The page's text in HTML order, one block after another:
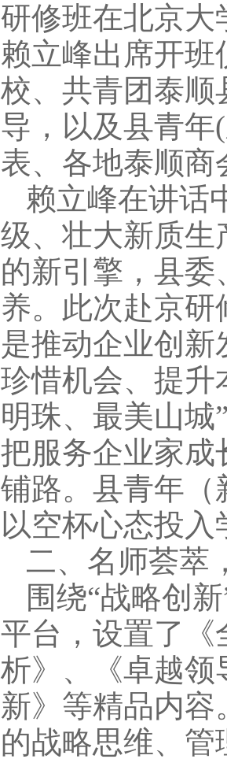
研修班在北京
赖立峰出席开
校、共青团泰顺
导，以及县青
表、各地泰顺
赖立峰在讲话
级、壮大新质生
的新引擎，县
养。此次赴京
是推动企业创
珍惜机会、提升
明珠、最美山城
把服务企业家成
铺路。县青年（
以空杯心态投
二、名师荟萃
围绕“战略创
平台，设置了《
析》、《卓越领
新》等精品内
的战略思维、管